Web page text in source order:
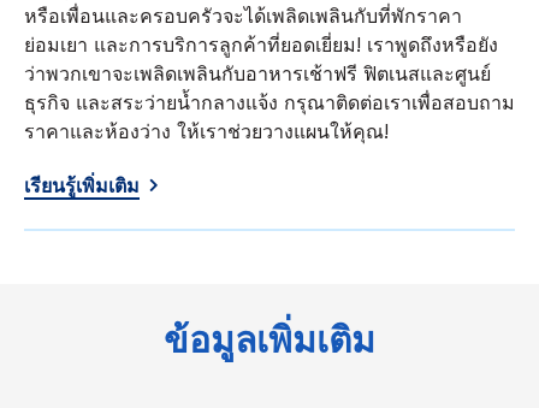
หรือเพื่อนและครอบครัวจะได้เพลิดเพลินกับที่พักราคา
ย่อมเยา และการบริการลูกค้าที่ยอดเยี่ยม! เราพูดถึงหรือยัง
ว่าพวกเขาจะเพลิดเพลินกับอาหารเช้าฟรี ฟิตเนสและศูนย์
ธุรกิจ และสระว่ายน้ำกลางแจ้ง กรุณาติดต่อเราเพื่อสอบถาม
ราคาและห้องว่าง ให้เราช่วยวางแผนให้คุณ!
เรียนรู้เพิ่มเติม
ข้อมูลเพิ่มเติม